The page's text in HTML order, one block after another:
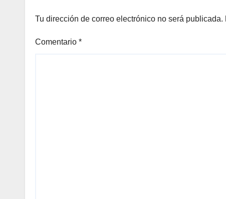
Tu dirección de correo electrónico no será publicada.
Comentario *